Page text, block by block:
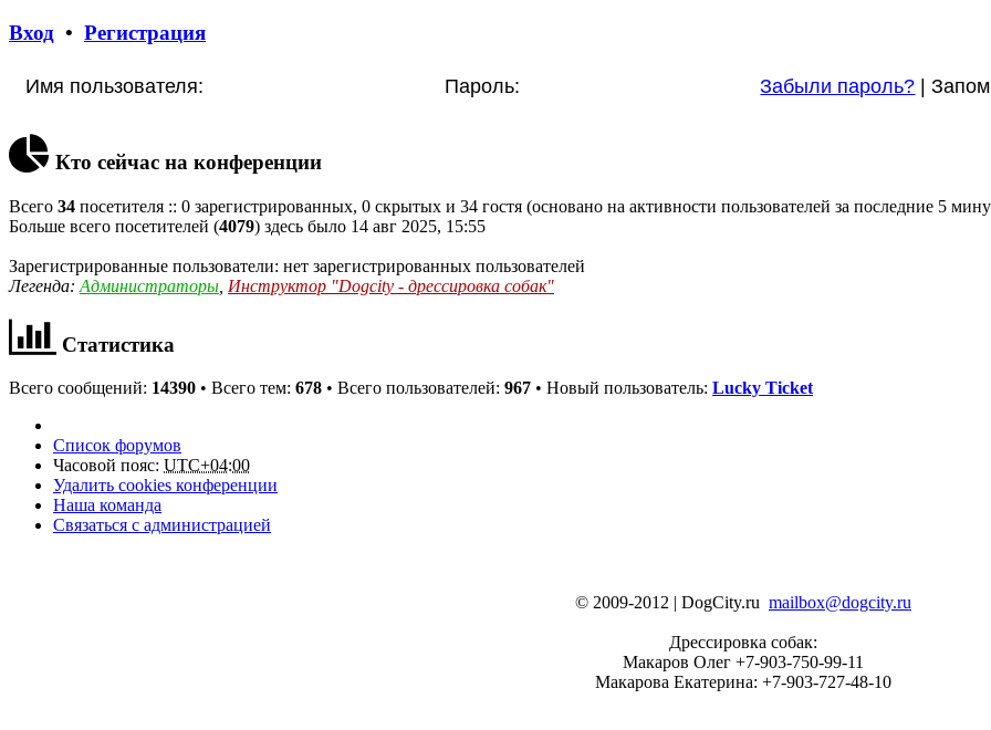
Вход • Регистрация
Имя пользователя: Пароль: Забыли пароль? |
Кто сейчас на конференции
Всего 34 посетителя :: 0 зарегистрированных, 0 скрытых и 34 гостя (основано на активности пользователей за последние 5
Больше всего посетителей (4079) здесь было 14 авг 2025, 15:55
Зарегистрированные пользователи: нет зарегистрированных пользователей
Легенда: Администраторы Инструктор "Dogcity - дрессировка собак"
Статистика
Всего сообщений: 14390 • Всего тем: 678 • Всего пользователей: 967 • Новый пользователь: Lucky Ticket
Список форумов
Часовой пояс: UTC+04:00
Удалить cookies конференции
Наша команда
Связаться с администрацией
© 2009-2012 | DogCity.ru mailbox@dogcity.ru
Дрессировка собак:
Макаров Олег +7-903-750-99-11
Макарова Екатерина: +7-903-727-48-10